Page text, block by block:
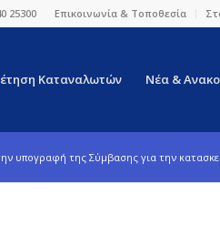
Επικοινωνία & Τοποθεσία
25300
Καταναλωτών Νέα &
υπογραφή της Σύμβασης για την